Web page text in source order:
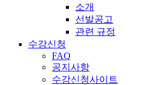
소개
선발공고
관련 규정
수강신청
FAQ
공지사항
수강신청사이트